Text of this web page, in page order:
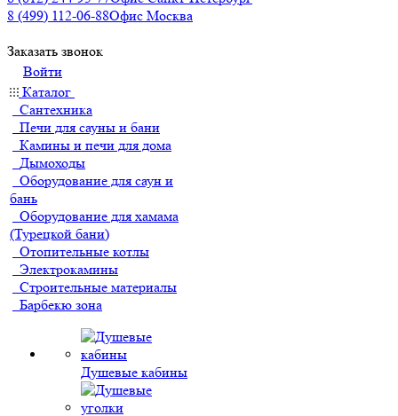
8 (499) 112-06-88Офис Москва
Заказать звонок
Войти
Каталог
Сантехника
Печи для сауны и бани
Камины и печи для дома
Дымоходы
Оборудование для саун и
бань
Оборудование для хамама
(Турецкой бани)
Отопительные котлы
Электрокамины
Строительные материалы
Барбекю зона
Душевые кабины